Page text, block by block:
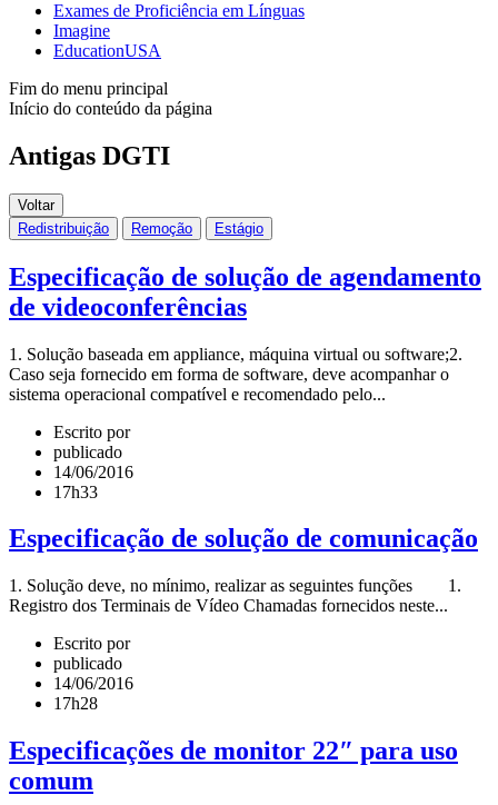
Exames de Proficiência em Línguas
Imagine
EducationUSA
Fim do menu principal
Início do conteúdo da página
Antigas DGTI
Voltar
Redistribuição
Remoção Estágio
Especificação de solução de agendamento
de videoconferências
1. Solução baseada em appliance, máquina virtual ou software;2.
Caso seja fornecido em forma de software, deve acompanhar o
sistema operacional compatível e recomendado pelo...
Escrito por
publicado
14/06/2016
17h33
Especificação de solução de comunicação
1. Solução deve, no mínimo, realizar as seguintes funções 1.
Registro dos Terminais de Vídeo Chamadas fornecidos neste...
Escrito por
publicado
14/06/2016
17h28
Especificações de monitor 22″ para uso
comum